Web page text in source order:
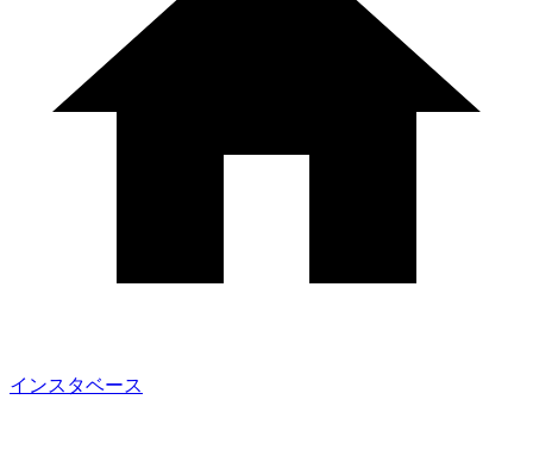
インスタベース